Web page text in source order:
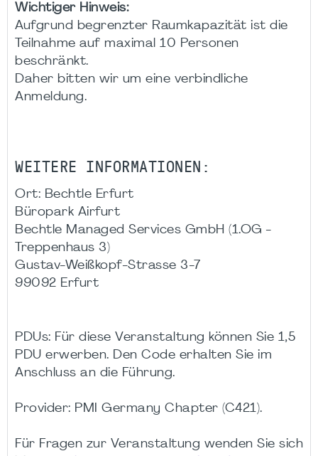
Wichtiger Hinweis:
Aufgrund begrenzter Raumkapazität ist die
Teilnahme auf maximal 10 Personen
beschränkt.
Daher bitten wir um eine verbindliche
Anmeldung.
WEITERE INFORMATIONEN:
Ort: Bechtle Erfurt
Büropark Airfurt
Bechtle Managed Services GmbH (1.OG -
Treppenhaus 3)
Gustav-Weißkopf-Strasse 3-7
99092 Erfurt
PDUs: Für diese Veranstaltung können Sie 1,5
PDU erwerben. Den Code erhalten Sie im
Anschluss an die Führung.
Provider: PMI Germany Chapter (C421).
Für Fragen zur Veranstaltung wenden Sie sich